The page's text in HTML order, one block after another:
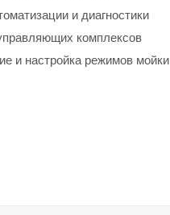
и диагностики
комплексов
и настройка режимов мойки